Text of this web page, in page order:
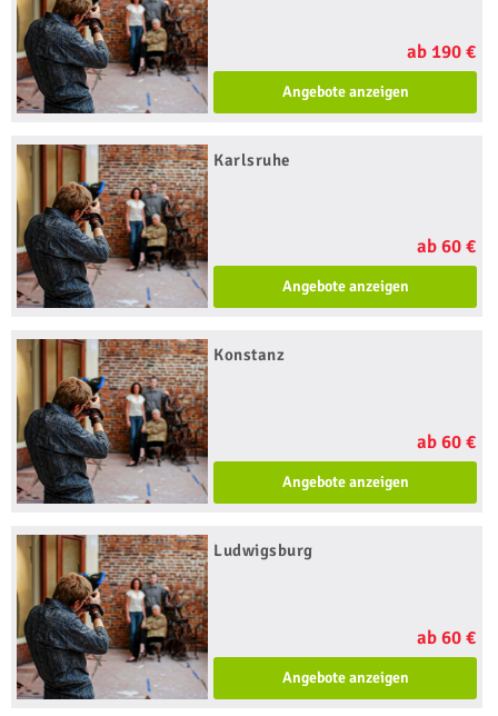
ab 190 €
Angebote anzeigen
Karlsruhe
ab 60 €
Angebote anzeigen
Konstanz
ab 60 €
Angebote anzeigen
Ludwigsburg
ab 60 €
Angebote anzeigen